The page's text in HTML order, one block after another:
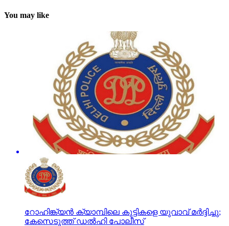
You may like
റോഹിങ്ക്യന്‍ ക്യാമ്പിലെ കുട്ടികളെ യുവാവ് മര്‍ദ്ദിച്ചു;
കേസെടുത്ത് ഡല്‍ഹി പോലീസ്